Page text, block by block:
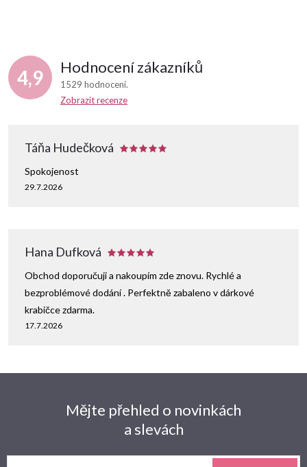
4,9 Hodnocení zákazníků
1529 hodnocení
Zobrazit recenze
Táňa Hudečková
29.7.2026
Spokojenost
Hana Dufková
17.7.2026
Obchod doporučuji a nakoupím zde znovu. Rychlé a
bezproblémové dodání . Perfektně zabaleno v dárkové
krabičce zdarma.
Mějte přehled o novinkách
a slevách